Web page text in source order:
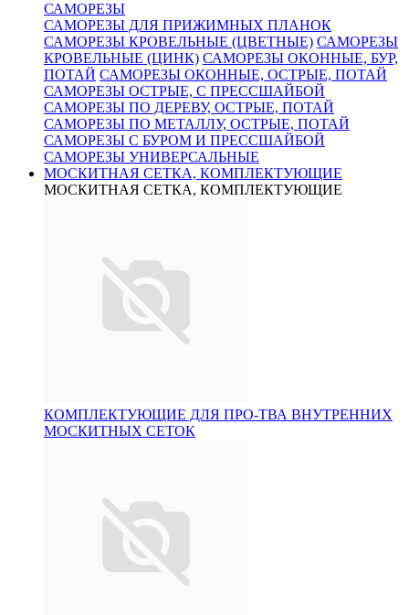
САМОРЕЗЫ
САМОРЕЗЫ ДЛЯ ПРИЖИМНЫХ ПЛАНОК
САМОРЕЗЫ КРОВЕЛЬНЫЕ (ЦВЕТНЫЕ) САМОРЕЗЫ
КРОВЕЛЬНЫЕ (ЦИНК) САМОРЕЗЫ ОКОННЫЕ, БУР,
ПОТАЙ САМОРЕЗЫ ОКОННЫЕ, ОСТРЫЕ, ПОТАЙ
САМОРЕЗЫ ОСТРЫЕ, С ПРЕССШАЙБОЙ
САМОРЕЗЫ ПО ДЕРЕВУ, ОСТРЫЕ, ПОТАЙ
САМОРЕЗЫ ПО МЕТАЛЛУ, ОСТРЫЕ, ПОТАЙ
САМОРЕЗЫ С БУРОМ И ПРЕССШАЙБОЙ
САМОРЕЗЫ УНИВЕРСАЛЬНЫЕ
МОСКИТНАЯ СЕТКА, КОМПЛЕКТУЮЩИЕ
МОСКИТНАЯ СЕТКА, КОМПЛЕКТУЮЩИЕ
КОМПЛЕКТУЮЩИЕ ДЛЯ ПРО-ТВА ВНУТРЕННИХ
МОСКИТНЫХ СЕТОК